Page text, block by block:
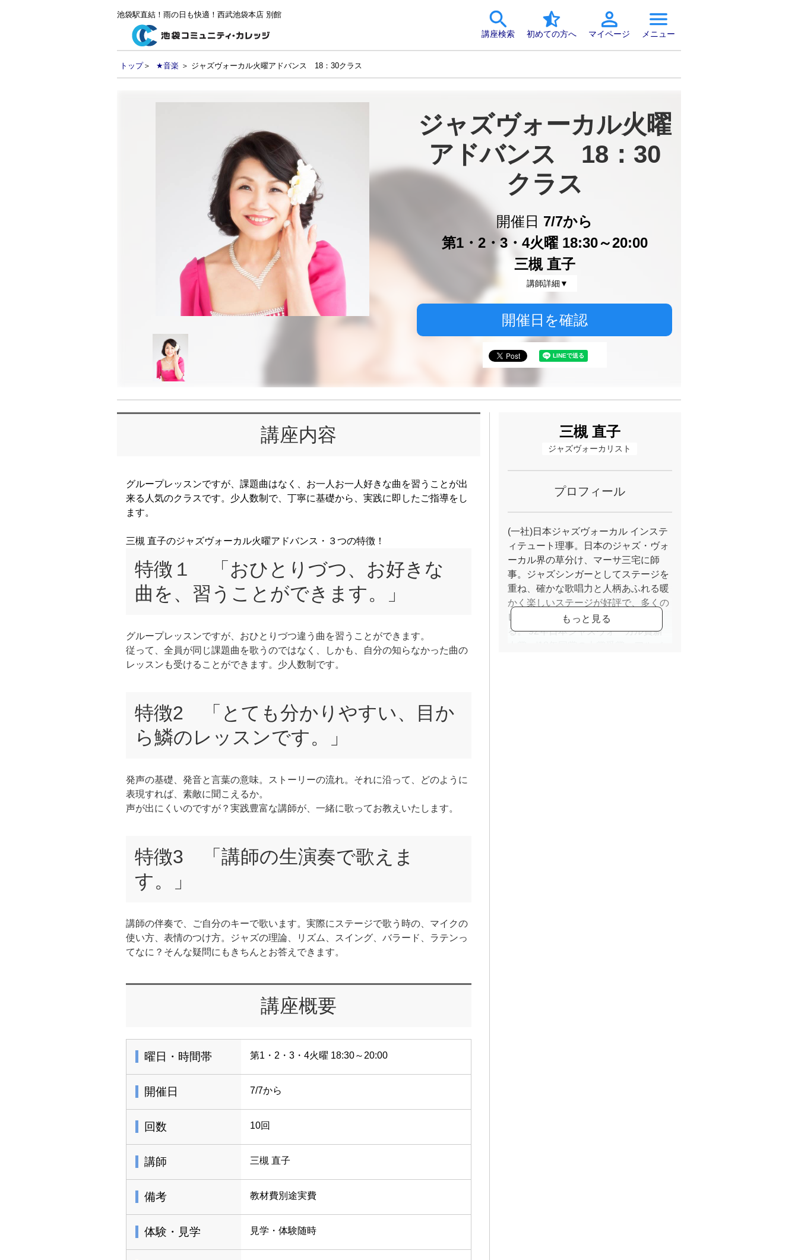
池袋駅直結！雨の日も快適！西武池袋本店 別館
講座検索 初めての方へ マイページ メニュー
トップ＞ ★音楽 ＞ ジャズヴォーカル火曜アドバンス 18：30クラス
ジャズヴォーカル火曜
アドバンス　18：30
クラス
開催日 7/7から
第1・2・3・4火曜 18:30～20:00
三槻 直子
講師詳細▼
開催日を確認
講座内容
グループレッスンですが、課題曲はなく、お一人お一人好きな曲を習うことが出
来る人気のクラスです。少人数制で、丁寧に基礎から、実践に即したご指導をし
ます。
三槻 直子のジャズヴォーカル火曜アドバンス・３つの特徴！
特徴１ 「おひとりづつ、お好きな
曲を、習うことができます。」
グループレッスンですが、おひとりづつ違う曲を習うことができます。
従って、全員が同じ課題曲を歌うのではなく、しかも、自分の知らなかった曲の
レッスンも受けることができます。少人数制です。
特徴2 「とても分かりやすい、目か
ら鱗のレッスンです。」
発声の基礎、発音と言葉の意味。ストーリーの流れ。それに沿って、どのように
表現すれば、素敵に聞こえるか。
声が出にくいのですが？実践豊富な講師が、一緒に歌ってお教えいたします。
特徴3 「講師の生演奏で歌えま
す。」
講師の伴奏で、ご自分のキーで歌います。実際にステージで歌う時の、マイクの
使い方、表情のつけ方。ジャズの理論、リズム、スイング、バラード、ラテンっ
てなに？そんな疑問にもきちんとお答えできます。
講座概要
曜日・時間帯 第1・2・3・4火曜 18:30～20:00
開催日 7/7から
回数 10回
講師 三槻 直子
備考 教材費別途実費
体験・見学 見学・体験随時
三槻 直子
ジャズヴォーカリスト
プロフィール
(一社)日本ジャズヴォーカル インステ
ィテュート理事。日本のジャズ・ヴォ
ーカル界の草分け、マーサ三宅に師
事。ジャズシンガーとしてステージを
重ね、確かな歌唱力と人柄あふれる暖
かく楽しいステージが好評で、多くの
レッスン生を抱える人気講師でもあ
る。'92年日本ジャズヴォーカル賞新